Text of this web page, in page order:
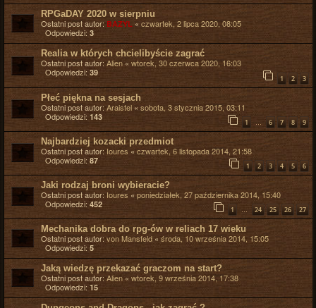
RPGaDAY 2020 w sierpniu
Ostatni post autor: BAZYL « czwartek, 2 lipca 2020, 08:05
Odpowiedzi: 3
Realia w których chcielibyście zagrać
Ostatni post autor: Alien« wtorek, 30 czerwca 2020, 16:03
Odpowiedzi: 39
1 2 3
Płeć piękna na sesjach
Ostatni post autor: Araistel « sobota, 3 stycznia 2015, 03:11
Odpowiedzi: 143
1 … 6 7 8 9
Najbardziej kozacki przedmiot
Ostatni post autor: Ioures « czwartek, 6 listopada 2014, 21:58
Odpowiedzi: 87
1 2 3 4 5 6
Jaki rodzaj broni wybieracie?
Ostatni post autor: Ioures « poniedziałek, 27 października 2014, 15:40
Odpowiedzi: 452
1 … 24 25 26 27
Mechanika dobra do rpg-ów w reliach 17 wieku
Ostatni post autor: von Mansfeld « środa, 10 września 2014, 15:05
Odpowiedzi: 5
Jaką wiedzę przekazać graczom na start?
Ostatni post autor: Alien« wtorek, 9 września 2014, 17:38
Odpowiedzi: 15